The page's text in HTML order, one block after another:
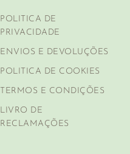
POLITICA DE
PRIVACIDADE
ENVIOS E DEVOLUÇÕES
POLITICA DE COOKIES
TERMOS E CONDIÇÕES
LIVRO DE
RECLAMAÇÕES